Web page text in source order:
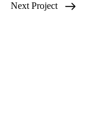
Next Project